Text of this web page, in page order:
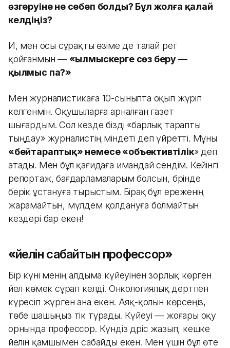
өзгеруіне не себеп болды? Бұл жолға қалай
келдіңіз?
Иә, мен осы сұрақты өзіме де талай рет
қойғанмын — «Қылмыскерге сөз беру—
қылмыс па?»
Мен журналистикаға 10-сыныпта оқып жүріп
келгенмін. Оқушыларға арналған газет
шығардым. Сол кезде бізді «барлық тарапты
тыңдау» журналистің міндеті деп үйретті. Мұны
«бейтараптық» немесе «объективтілік» деп
атады. Мен бұл қағидаға имандай сендім. Кейінгі
репортаж, бағдарламаларым болсын, бәрінде
берік ұстануға тырыстым. Бірақ бұл ереженің
жарамайтын, мүлдем қолдануға болмайтын
кездері бар екен!
«Әйелін сабайтын профессор»
Бір күні менің алдыма күйеуінен зорлық көрген
әйел көмек сұрап келді. Онкологиялық дертпен
күресіп жүрген ана екен. Аяқ-қолын көрсеңіз,
төбе шашыңыз тік тұрады. Күйеуі — жоғары оқу
орнында профессор. Күндіз дәріс жазып, кешке
әйелін қамшымен сабайды екен. Мен үшін бұл өте